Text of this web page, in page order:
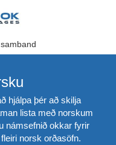
hjálpa þér að skilja
lista með norskum
námsefnið okkar fyrir
norsk orðasöfn.